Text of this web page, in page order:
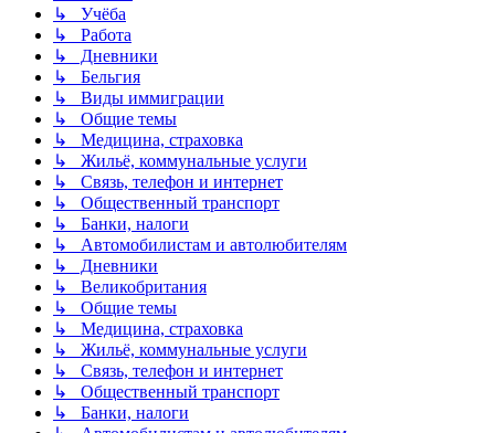
↳ Учёба
↳ Работа
↳ Дневники
↳ Бельгия
↳ Виды иммиграции
↳ Общие темы
↳ Медицина, страховка
↳ Жильё, коммунальные услуги
↳ Связь, телефон и интернет
↳ Общественный транспорт
↳ Банки, налоги
↳ Автомобилистам и автолюбителям
↳ Дневники
↳ Великобритания
↳ Общие темы
↳ Медицина, страховка
↳ Жильё, коммунальные услуги
↳ Связь, телефон и интернет
↳ Общественный транспорт
↳ Банки, налоги